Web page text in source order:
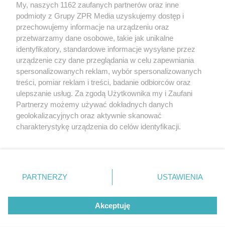
Żaden utwór zamieszczony w serwisie nie może być powielany i
rozpowszechniany lub dalej rozpowszechniany w jakikolwiek sposób (w
tym także elektroniczny lub mechaniczny) na jakimkolwiek polu
eksploatacji w jakiejkolwiek formie, włącznie z umieszczaniem w
Internecie bez pisemnej zgody właściciela praw. Jakiekolwiek użycie lub
wykorzystanie utworów w całości lub w części z naruszeniem prawa,
tzn. bez właściwej zgody, jest zabronione pod groźbą kary i może być
ścigane prawnie.
© 2026 Grupa ZPR Media
My, naszych 1162 zaufanych partnerów oraz inne
podmioty z Grupy ZPR Media uzyskujemy dostęp i
przechowujemy informacje na urządzeniu oraz
przetwarzamy dane osobowe, takie jak unikalne
identyfikatory, standardowe informacje wysyłane przez
urządzenie czy dane przeglądania w celu zapewniania
spersonalizowanych reklam, wybór spersonalizowanych
treści, pomiar reklam i treści, badanie odbiorców oraz
ulepszanie usług. Za zgodą Użytkownika my i Zaufani
Partnerzy możemy używać dokładnych danych
geolokalizacyjnych oraz aktywnie skanować
charakterystykę urządzenia do celów identyfikacji.
zmienić/wycofać klikając przycisk ustawień prywatności
znajdujący się w lewym dolnym rogu strony
rodzaje przetwarzania danych nie wymagają zgody
użytkownika, ale masz prawo sprzeciwić się takiemu
przetwarzaniu. Preferencje będą miały zastosowanie tylko
PARTNERZY USTAWIENIA
Akceptuję